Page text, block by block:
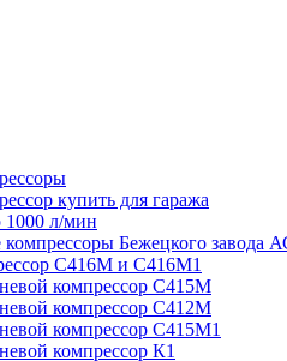
купить для гаража
1000 л/мин
Бежецкого завода
С416М и С416М1
компрессор С415М
компрессор С412М
компрессор С415М1
компрессор К1